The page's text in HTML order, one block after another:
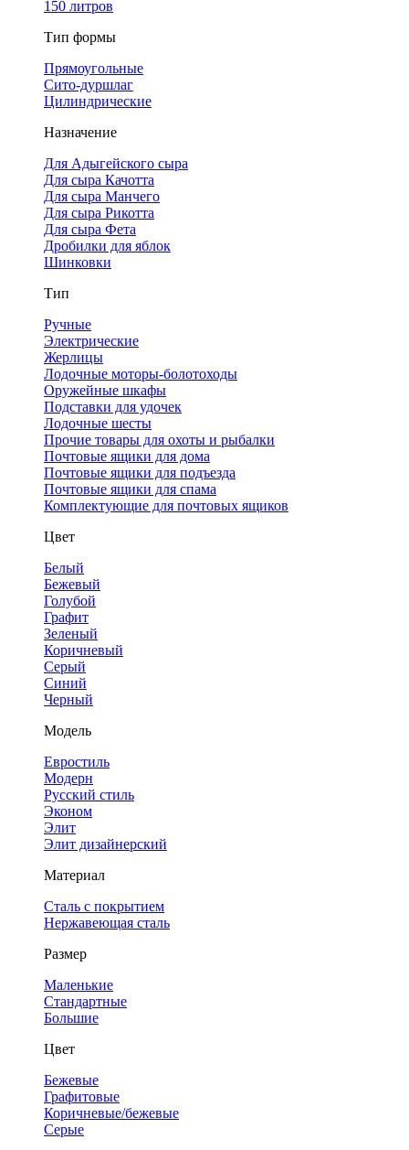
150 литров
Тип формы
Прямоугольные
Сито-дуршлаг
Цилиндрические
Назначение
Для Адыгейского сыра
Для сыра Качотта
Для сыра Манчего
Для сыра Рикотта
Для сыра Фета
Дробилки для яблок
Шинковки
Тип
Ручные
Электрические
Жерлицы
Лодочные моторы-болотоходы
Оружейные шкафы
Подставки для удочек
Лодочные шесты
Прочие товары для охоты и рыбалки
Почтовые ящики для дома
Почтовые ящики для подъезда
Почтовые ящики для спама
Комплектующие для почтовых ящиков
Цвет
Белый
Бежевый
Голубой
Графит
Зеленый
Коричневый
Серый
Синий
Черный
Модель
Евростиль
Модерн
Русский стиль
Эконом
Элит
Элит дизайнерский
Материал
Сталь с покрытием
Нержавеющая сталь
Размер
Маленькие
Стандартные
Большие
Цвет
Бежевые
Графитовые
Коричневые/бежевые
Серые